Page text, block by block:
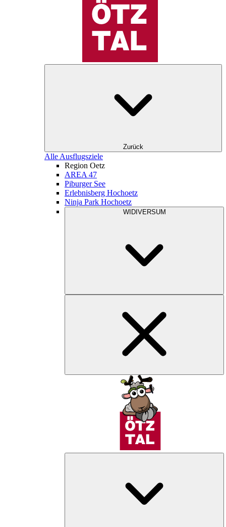
Zurück
Alle Ausflugsziele
Region Oetz
AREA 47
Piburger See
Erlebnisberg Hochoetz
Ninja Park Hochoetz
WIDIVERSUM